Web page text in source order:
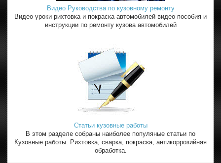
Видео Руководства по кузовному ремонту
Видео уроки рихтовка и покраска автомобилей видео пособия и
инструкции по ремонту кузова автомобилей
Статьи кузовные работы
В этом разделе собраны наиболее популяные статьи по
Кузовные работы. Рихтовка, сварка, покраска, антикоррозийная
обработка.